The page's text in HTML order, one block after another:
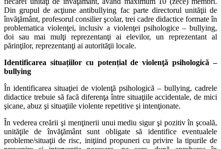
Din grupul de acţiune antibullying fac parte directorul unităţii de
învăţământ, profesorul consilier şcolar, trei cadre didactice formate în
problematica violenţei, inclusiv a violenţei psihologice – bullying,
doi sau mai mulţi reprezentanţi ai elevilor, un reprezentant al
părinţilor, reprezentanţi ai autorităţii locale.
Identificarea situațiilor cu potențial de violenţă psihologică –
bullying
În identificarea situaţiei de violenţă psihologică – bullying, cadrele
didactice trebuie să facă diferenţa între situaţiile accidentale, de mici
şicane, abuz şi situaţiile violente repetitive şi intenţionate.
În vederea creării şi menţinerii unui mediu sigur şi pozitiv în şcoală,
unităţile de învăţământ sunt obligate să identifice eventualele
probleme/situaţii de risc, iniţiind propuneri cu privire la tipurile de